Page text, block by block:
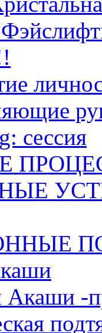
сессия
-